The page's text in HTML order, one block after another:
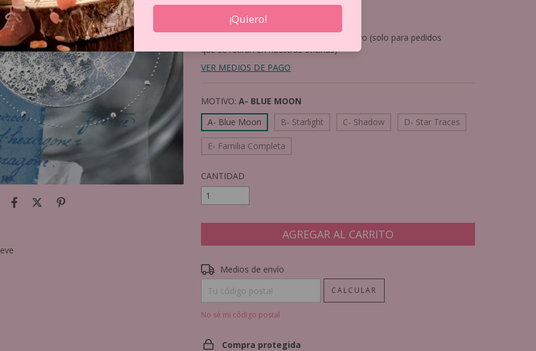
pagando con Efectivo (solo para pedidos
que se retiran en nuestras oficinas)
VER MEDIOS DE PAGO
MOTIVO: A- BLUE MOON
A- Blue Moon
B- Starlight C- Shadow D- Star Traces
E- Familia Completa
CANTIDAD
Entregas para el CP:
Medios de envío
CALCULAR
No sé mi código postal
Compra protegida
¡Quiero!